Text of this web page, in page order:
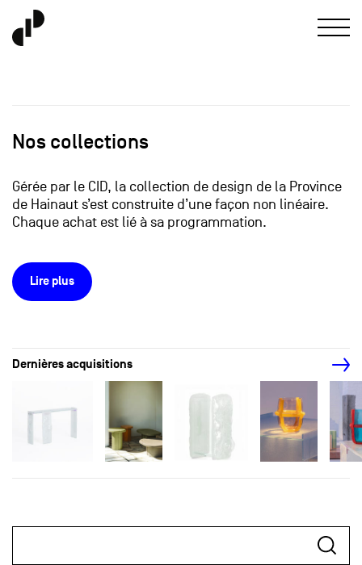
Nos collections
Gérée par le CID, la collection de design de la Province
de Hainaut s’est construite d’une façon non linéaire.
Chaque achat est lié à sa programmation.
Lire plus
Dernières acquisitions